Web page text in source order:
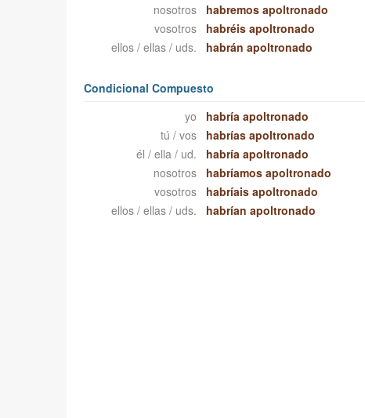
nosotros
habremos apoltronado
vosotros
habréis apoltronado
ellos / ellas / uds.
habrán apoltronado
Condicional Compuesto
yo
habría apoltronado
tú / vos
habrías apoltronado
él / ella / ud.
habría apoltronado
nosotros
habríamos apoltronado
vosotros
habríais apoltronado
ellos / ellas / uds.
habrían apoltronado